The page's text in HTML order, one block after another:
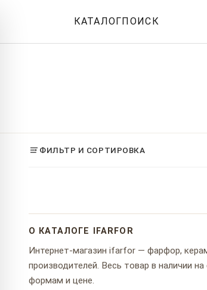
КАТАЛОГПОИСК
ФИЛЬТР И СОРТИРОВКА
О КАТАЛОГЕ IFARFOR
Интернет-магазин ifarfor — фарфор,
производителей. Весь товар в наличии
формам и цене.